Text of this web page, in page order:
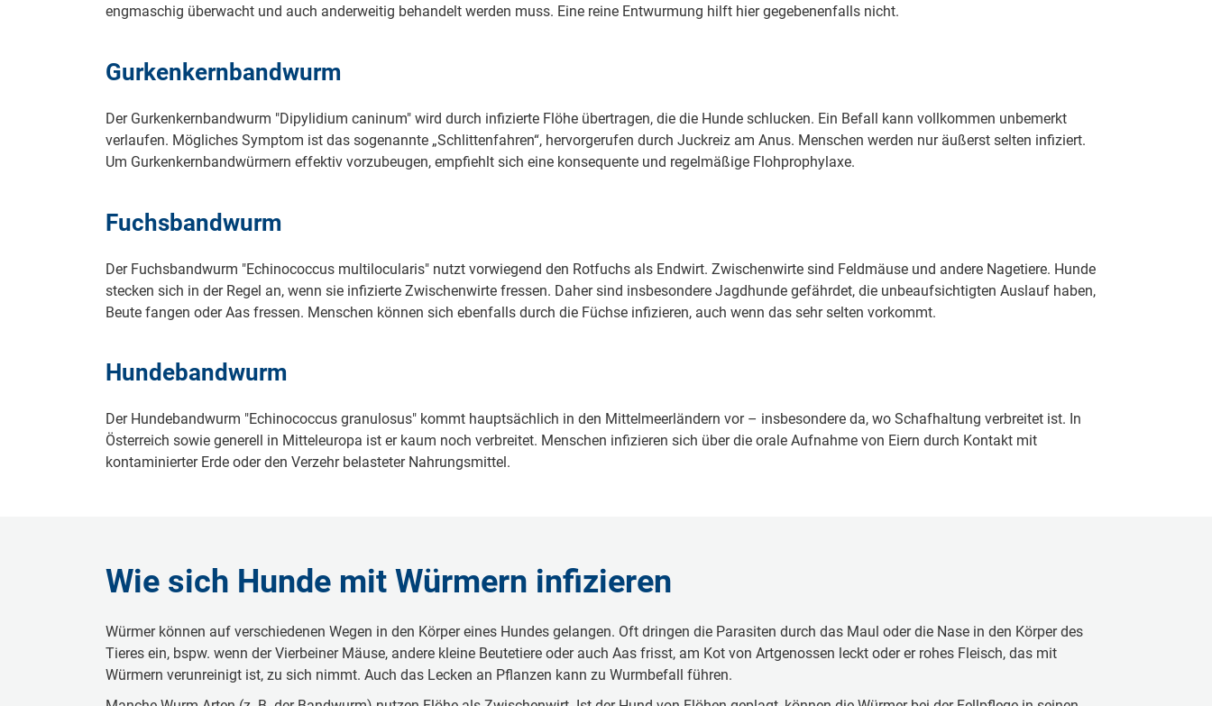
engmaschig überwacht und auch anderweitig behandelt werden muss. Eine reine Entwurmung hilft hier gegebenenfalls nicht.
Gurkenkernbandwurm
Der Gurkenkernbandwurm "Dipylidium caninum" wird durch infizierte Flöhe übertragen, die die Hunde schlucken. Ein Befall kann vollkommen unbemerkt
verlaufen. Mögliches Symptom ist das sogenannte „Schlittenfahren“, hervorgerufen durch Juckreiz am Anus. Menschen werden nur äußerst selten infiziert.
Um Gurkenkernbandwürmern effektiv vorzubeugen, empfiehlt sich eine konsequente und regelmäßige Flohprophylaxe.
Fuchsbandwurm
Der Fuchsbandwurm "Echinococcus multilocularis" nutzt vorwiegend den Rotfuchs als Endwirt. Zwischenwirte sind Feldmäuse und andere Nagetiere. Hunde
stecken sich in der Regel an, wenn sie infizierte Zwischenwirte fressen. Daher sind insbesondere Jagdhunde gefährdet, die unbeaufsichtigten Auslauf haben,
Beute fangen oder Aas fressen. Menschen können sich ebenfalls durch die Füchse infizieren, auch wenn das sehr selten vorkommt.
Hundebandwurm
Der Hundebandwurm "Echinococcus granulosus" kommt hauptsächlich in den Mittelmeerländern vor – insbesondere da, wo Schafhaltung verbreitet ist. In
Österreich sowie generell in Mitteleuropa ist er kaum noch verbreitet. Menschen infizieren sich über die orale Aufnahme von Eiern durch Kontakt mit
kontaminierter Erde oder den Verzehr belasteter Nahrungsmittel.
Wie sich Hunde mit Würmern infizieren
Würmer können auf verschiedenen Wegen in den Körper eines Hundes gelangen. Oft dringen die Parasiten durch das Maul oder die Nase in den Körper des
Tieres ein, bspw. wenn der Vierbeiner Mäuse, andere kleine Beutetiere oder auch Aas frisst, am Kot von Artgenossen leckt oder er rohes Fleisch, das mit
Würmern verunreinigt ist, zu sich nimmt. Auch das Lecken an Pflanzen kann zu Wurmbefall führen.